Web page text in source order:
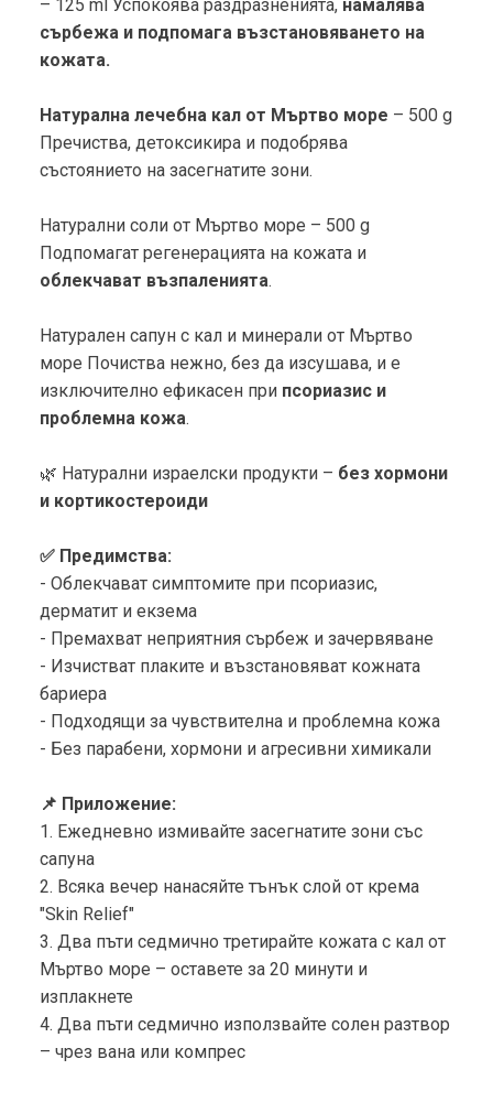
– 125 ml Успокоява раздразненията, намалява
сърбежа и подпомага възстановяването на
кожата.
Натурална лечебна кал от Мъртво море – 500 g
Пречиства, детоксикира и подобрява
състоянието на засегнатите зони.
Натурални соли от Мъртво море – 500 g
Подпомагат регенерацията на кожата и
облекчават възпаленията.
Натурален сапун с кал и минерали от Мъртво
море Почиства нежно, без да изсушава, и е
изключително ефикасен при псориазис и
проблемна кожа.
🌿 Натурални израелски продукти – без хормони
и кортикостероиди
✅ Предимства:
- Облекчават симптомите при псориазис,
дерматит и екзема
- Премахват неприятния сърбеж и зачервяване
- Изчистват плаките и възстановяват кожната
бариера
- Подходящи за чувствителна и проблемна кожа
- Без парабени, хормони и агресивни химикали
📌 Приложение:
1. Ежедневно измивайте засегнатите зони със
сапуна
2. Всяка вечер нанасяйте тънък слой от крема
"Skin Relief"
3. Два пъти седмично третирайте кожата с кал от
Мъртво море – оставете за 20 минути и
изплакнете
4. Два пъти седмично използвайте солен разтвор
– чрез вана или компрес